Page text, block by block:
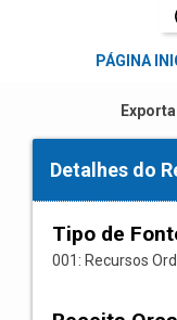
PÁGINA
Detalhes do
Tipo de
001: Recursos